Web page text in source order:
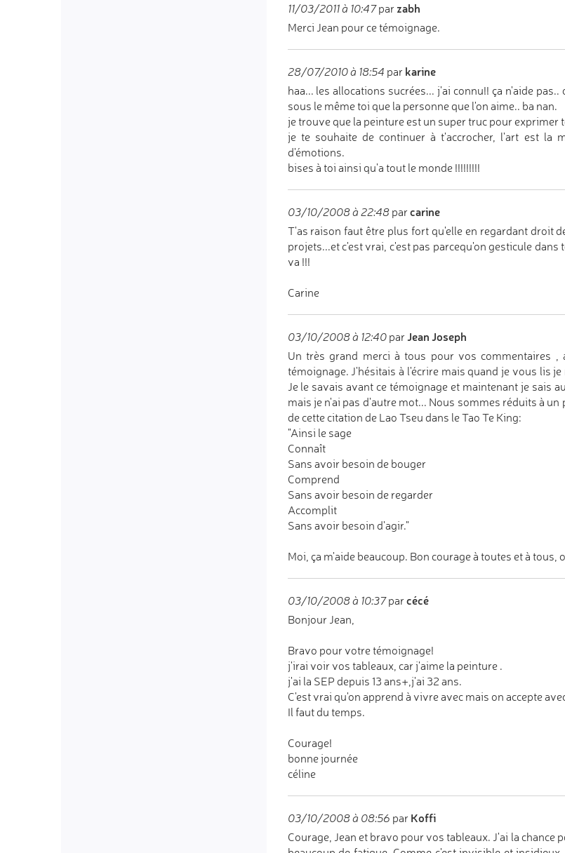
11/03/2011 à 10:47par zabh
Merci Jean pour ce témoignage.
28/07/2010 à 18:54 par karine
haa... les allocations sucrées... j'ai connu!! ça n'aide
sous le même toi que la personne que l'on aime.. ba nan.
je trouve que la peinture est un super truc pour exprimer
je te souhaite de continuer à t'accrocher, l'art est la
d'émotions.
bises à toi ainsi qu'a tout le monde !!!!!!!!!
03/10/2008 à 22:48par carine
T'as raison faut être plus fort qu'elle en regardant droit
projets...et c'est vrai, c'est pas parcequ'on gesticule
va !!!
Carine
03/10/2008 à 12:40par Jean Joseph
Un très grand merci à tous pour vos commentaires
témoignage. J'hésitais à l'écrire mais quand je vous lis
Je le savais avant ce témoignage et maintenant je sais
mais je n'ai pas d'autre mot... Nous sommes réduits à
de cette citation de Lao Tseu dans le Tao Te King:
"Ainsi le sage
Connaît
Sans avoir besoin de bouger
Comprend
Sans avoir besoin de regarder
Accomplit
Sans avoir besoin d'agir."
Moi, ça m'aide beaucoup. Bon courage à toutes et à tous,
03/10/2008 à 10:37par cécé
Bonjour Jean,
Bravo pour votre témoignage!
j'irai voir vos tableaux, car j'aime la peinture .
j'ai la SEP depuis 13 ans+,j'ai 32 ans.
C'est vrai qu'on apprend à vivre avec mais on accepte
Il faut du temps.
Courage!
bonne journée
céline
03/10/2008 à 08:56 par Koffi
Courage, Jean et bravo pour vos tableaux. J'ai la